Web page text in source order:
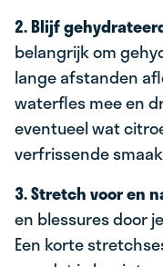
2. Blijf
belangrijk om
lange afstanden
waterfles mee en
eventueel wat
verfrissende
3. Stretch voor en
en blessures door
Een korte